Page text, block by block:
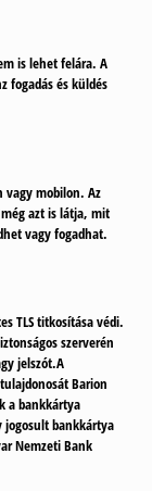
is lehet felára. A
fogadás és küldés
vagy mobilon. Az
azt is látja, mit
vagy fogadhat.
TLS titkosítása védi.
szerverén
jelszót.A
Barion
a bankkártya
jogosult bankkártya
Nemzeti Bank